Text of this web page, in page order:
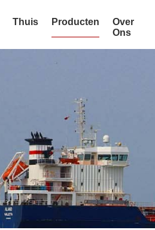
Thuis Producten
Over
Ons